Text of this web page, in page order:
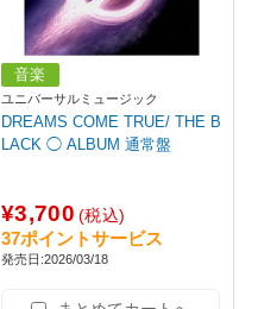
音楽
ユニバーサルミュージック
DREAMS COME TRUE/ THE B
LACK ◯ ALBUM 通常盤
¥3,700 (税込)
37ポイントサービス
発売日:2026/03/18